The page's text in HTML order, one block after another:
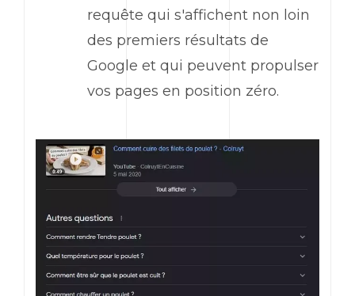
requête qui s'affichent non loin
des premiers résultats de
Google et qui peuvent propulser
vos pages en position zéro.